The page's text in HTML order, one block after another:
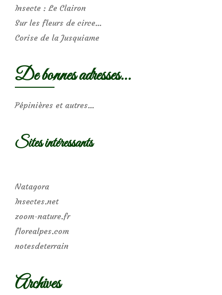
Insecte : Le Clairon
Sur les fleurs de circe…
Corise de la Jusquiame
De bonnes adresses…
Pépinières et autres…
Sites intéressants
Natagora
Insectes.net
zoom-nature.fr
florealpes.com
notesdeterrain
Archives